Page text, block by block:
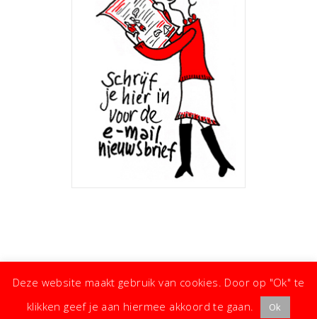
Deze website maakt gebruik van cookies. Door op "Ok" te
klikken geef je aan hiermee akkoord te gaan.
Ok